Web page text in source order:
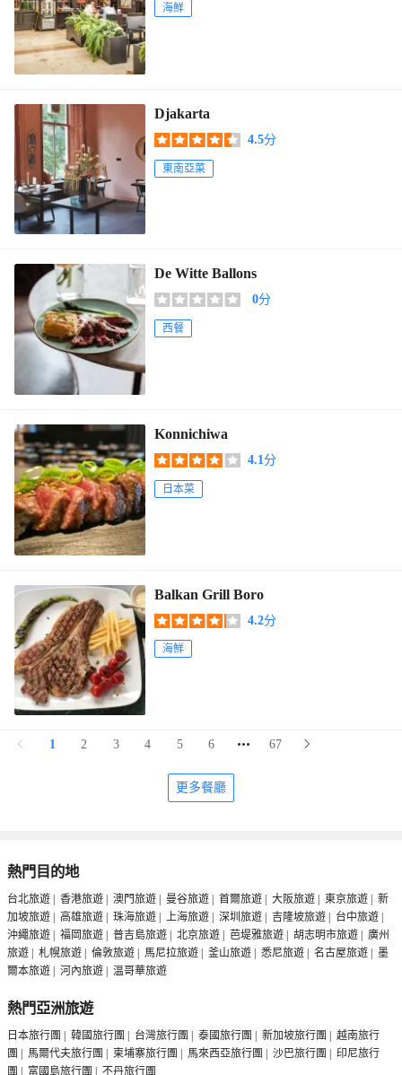
海鮮
Djakarta
4.5分
東南亞菜
De Witte Ballons
0分
西餐
Konnichiwa
4.1 分
日本菜
Balkan Grill Boro
4.2分
海鮮
1 2 3 4 5 6 67
更多餐廳
熱門目的地
台北旅遊 香港旅遊 澳門旅遊 曼谷旅遊 首爾旅遊 大阪旅遊 東京旅遊
新
加坡旅遊
高雄旅遊 珠海旅遊 上海旅遊 深圳旅遊 吉隆坡旅遊 台中旅遊
沖繩旅遊
福岡旅遊 普吉島旅遊 北京旅遊 芭堤雅旅遊 胡志明市旅遊
廣州
旅遊
札幌旅遊 倫敦旅遊 馬尼拉旅遊 釜山旅遊 悉尼旅遊 名古屋旅遊
墨
爾本旅遊
河內旅遊 温哥華旅遊
熱門亞洲旅遊
日本旅行團 韓國旅行團 台灣旅行團 泰國旅行團 新加坡旅行團
越南旅行
團
馬爾代夫旅行團 柬埔寨旅行團 馬來西亞旅行團 沙巴旅行團
印尼旅行
團
富國島旅行團 不丹旅行團